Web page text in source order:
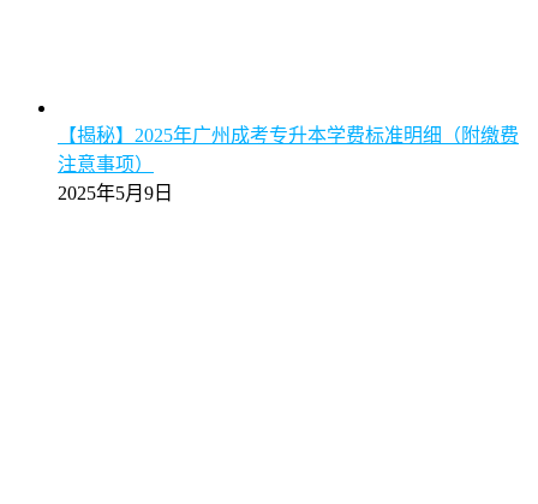
【揭秘】2025年广州成考专升本学费标准明细（附缴费
注意事项）
2025年5月9日